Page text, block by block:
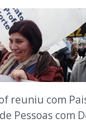
reuniu com
Pessoas com